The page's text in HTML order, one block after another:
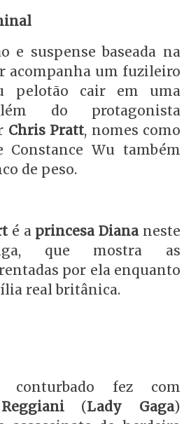
e suspense baseada na
acompanha um fuzileiro
pelotão cair em uma
do protagonista
Chris Pratt, nomes como
Wu também
de peso.
é a princesa Diana neste
que mostra as
por ela enquanto
real britânica.
conturbado fez com
(Lady Gaga)